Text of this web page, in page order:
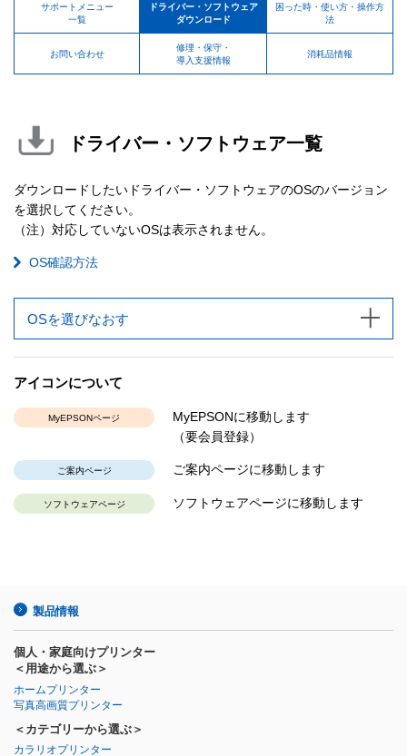
サポートメニュー
一覧
ドライバー・ソフトウェア
ダウンロード
困った時・使い方・操作方
法
お問い合わせ
修理・保守・
導入支援情報
消耗品情報
ドライバー・ソフトウェア一覧
ダウンロードしたいドライバー・ソフトウェアのOSのバージョン
を選択してください。
（注）対応していないOSは表示されません。
OS確認方法
OSを選びなおす
アイコンについて
MyEPSONページ
MyEPSONに移動します
（要会員登録）
ご案内ページ ご案内ページに移動します
ソフトウェアページ ソフトウェアページに移動します
製品情報
個人・家庭向けプリンター
＜用途から選ぶ＞
ホームプリンター
写真高画質プリンター
＜カテゴリーから選ぶ＞
カラリオプリンター